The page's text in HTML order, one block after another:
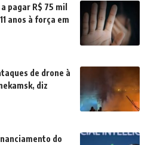
pagar R$ 75 mil
anos à força em
de drone à
diz
do